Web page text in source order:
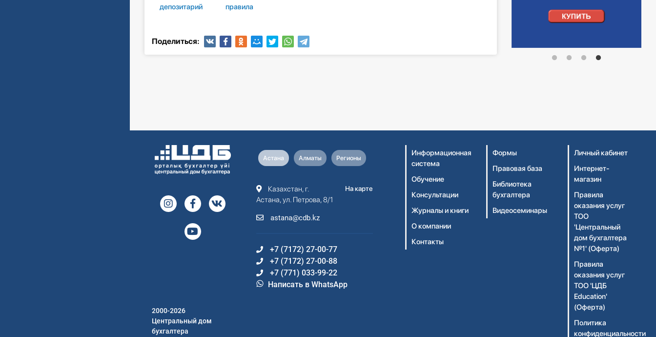
депозитарий правила
Поделиться:
2000-2026
Центральный дом
бухгалтера
Астана Алматы Регионы
Казахстан, г.
Астана, ул. Петрова, 8/1
astana@cdb.kz
На карте
+7 (7172) 27-00-77
+7 (7172) 27-00-88
+7 (771) 033-99-22
Написать в WhatsApp
Информационная
система
Обучение
Консультации
Журналы и книги
О компании
Контакты
Формы
Правовая база
Библиотека
бухгалтера
Видеосеминары
Личный кабинет
Интернет-
магазин
Правила
оказания услуг
ТОО
'Центральный
дом бухгалтера
№1' (Оферта)
Правила
оказания услуг
ТОО 'ЦДБ
Education'
(Оферта)
Политика
конфиденциальности